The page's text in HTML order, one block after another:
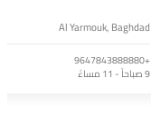
Al Yarmouk, Baghdad
+9647843888880
9 صباحاً - 11 مساءً